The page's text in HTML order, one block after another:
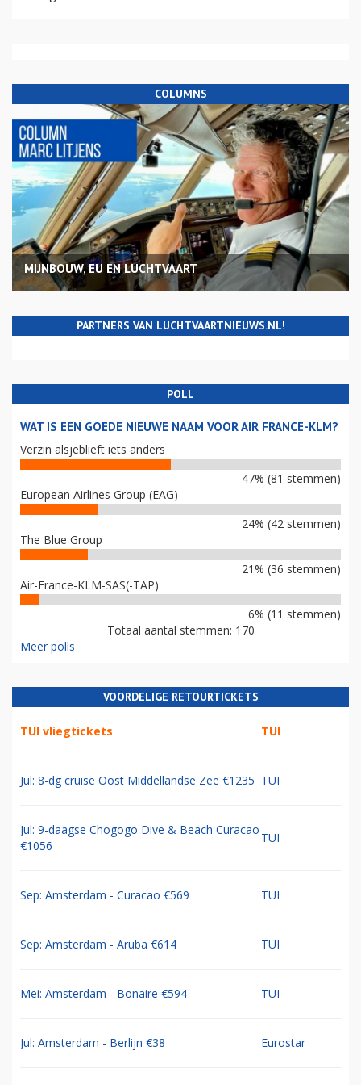
COLUMNS
MIJNBOUW, EU EN LUCHTVAART
PARTNERS VAN LUCHTVAARTNIEUWS.NL!
POLL
WAT IS EEN GOEDE NIEUWE NAAM VOOR AIR FRANCE-KLM?
Verzin alsjeblieft iets anders
47% (81 stemmen)
European Airlines Group (EAG)
24% (42 stemmen)
The Blue Group
21% (36 stemmen)
Air-France-KLM-SAS(-TAP)
6% (11 stemmen)
Totaal aantal stemmen: 170
Meer polls
VOORDELIGE RETOURTICKETS
TUI vliegtickets TUI
Jul: 8-dg cruise Oost Middellandse Zee €1235 TUI
Jul: 9-daagse Chogogo Dive & Beach Curacao
€1056
TUI
Sep: Amsterdam - Curacao €569 TUI
Sep: Amsterdam - Aruba €614 TUI
Mei: Amsterdam - Bonaire €594 TUI
Jul: Amsterdam - Berlijn €38 Eurostar